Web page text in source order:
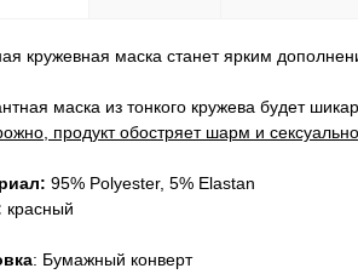
кружевная маска станет ярким
маска из тонкого кружева будет
продукт обостряет шарм и
95% Polyester, 5% Elastan
красный
: Бумажный конверт